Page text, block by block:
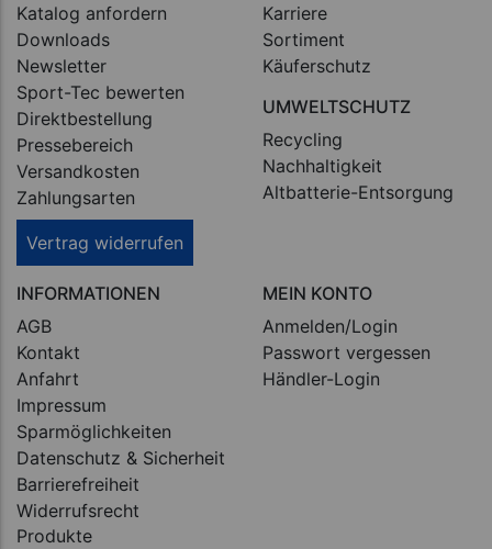
Katalog anfordern
Downloads
Newsletter
Sport-Tec bewerten
Direktbestellung
Pressebereich
Versandkosten
Zahlungsarten
Vertrag widerrufen
Karriere
Sortiment
Käuferschutz
UMWELTSCHUTZ
Recycling
Nachhaltigkeit
Altbatterie-Entsorgung
INFORMATIONEN
AGB
Kontakt
Anfahrt
Impressum
Sparmöglichkeiten
Datenschutz & Sicherheit
Barrierefreiheit
Widerrufsrecht
Produkte
MEIN KONTO
Anmelden/Login
Passwort vergessen
Händler-Login